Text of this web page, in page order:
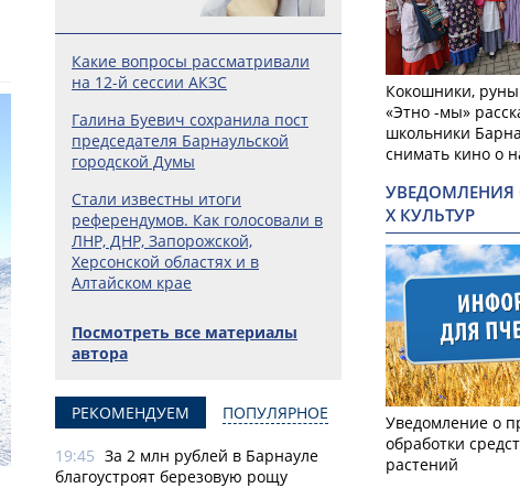
Какие вопросы рассматривали
на 12-й сессии АКЗС
Галина Буевич сохранила пост
председателя Барнаульской
городской Думы
Стали известны итоги
референдумов. Как голосовали в
ЛНР, ДНР, Запорожской,
Херсонской областях и в
Алтайском крае
Посмотреть все материалы
автора
РЕКОМЕНДУЕМ ПОПУЛЯРНОЕ
19:45 За 2 млн рублей в Барнауле
благоустроят березовую рощу
Кокошники, руны
«Этно -мы»
школьники
снимать кино о
УВЕДОМЛЕНИЯ
Х КУЛЬТУР
Уведомление о
обработки
растений